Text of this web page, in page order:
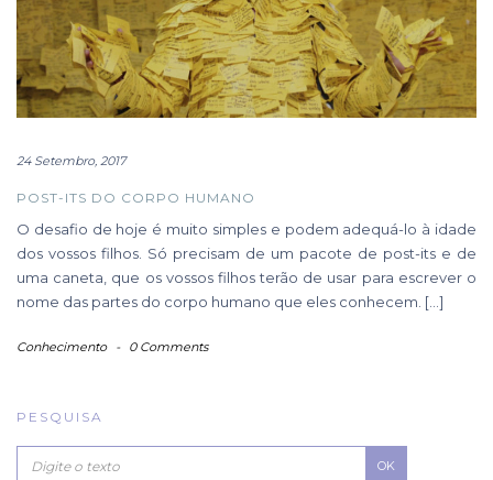
24 Setembro, 2017
POST-ITS DO CORPO HUMANO
O desafio de hoje é muito simples e podem adequá-lo à idade
dos vossos filhos. Só precisam de um pacote de post-its e de
uma caneta, que os vossos filhos terão de usar para escrever o
nome das partes do corpo humano que eles conhecem. […]
Conhecimento - 0 Comments
PESQUISA
OK